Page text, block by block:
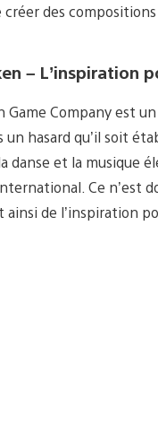
des
– L’inspiration
Game Company est
hasard qu’il soit
danse et la musique
Ce n’est
ainsi de l’inspiration